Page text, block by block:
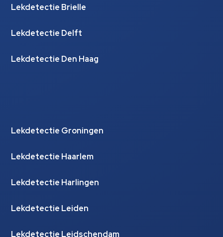
Lekdetectie Brielle
Lekdetectie Delft
Lekdetectie Den Haag
Lekdetectie Groningen
Lekdetectie Haarlem
Lekdetectie Harlingen
Lekdetectie Leiden
Lekdetectie Leidschendam